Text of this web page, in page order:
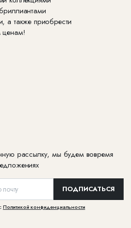
а также приобрести
ценам!
рассылку, мы будем вовремя
ПОДПИСАТЬСЯ
Политикой конфиденциальности